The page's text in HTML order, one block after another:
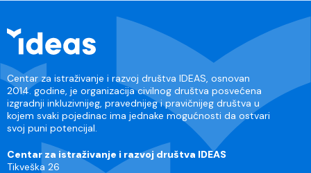
Centar za istraživanje i razvoj društva IDEAS, osnovan
2014. godine, je organizacija civilnog društva posvećena
izgradnji inkluzivnijeg, pravednijeg i pravičnijeg društva u
kojem svaki pojedinac ima jednake mogućnosti da ostvari
svoj puni potencijal.
Centar za istraživanje i razvoj društva IDEAS
Tikveška 26